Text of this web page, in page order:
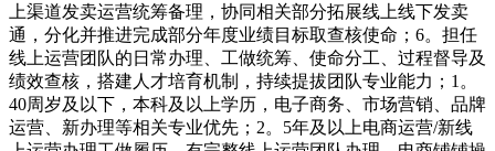
上渠道发卖运营统筹备理，协同相关部分拓展线上线下发卖
通，分化并推进完成部分年度业绩目标取查核使命；6。担任
线上运营团队的日常办理、工做统筹、使命分工、过程督导及
绩效查核，搭建人才培育机制，持续提拔团队专业能力；1。
40周岁及以下，本科及以上学历，电子商务、市场营销、品牌
运营、新办理等相关专业优先；2。5年及以上电商运营/新线